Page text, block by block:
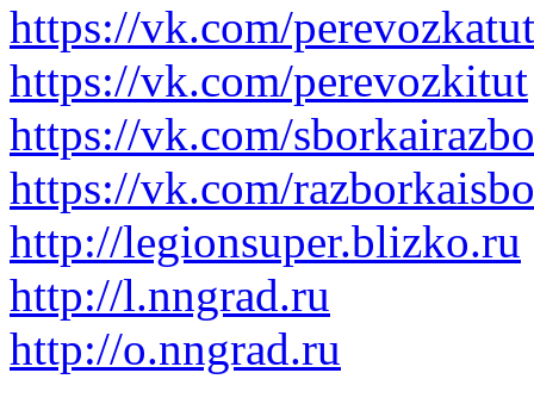
https://vk.com/perevozkatut
https://vk.com/perevozkitut
https://vk.com/
https://vk.com/
http://legionsuper.blizko.ru
http://l.nngrad.ru
http://o.nngrad.ru